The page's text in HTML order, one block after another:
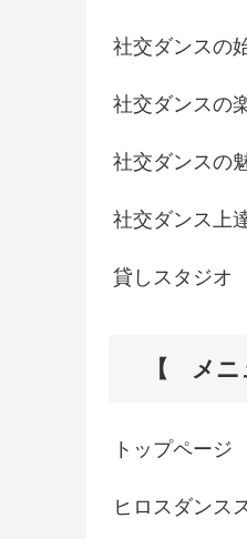
社交ダンスの
社交ダンスの
社交ダンスの
社交ダンス上
貸しスタジオ
【 メニ
トップページ
ヒロスダンス